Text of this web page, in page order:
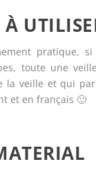
À
pratique,
toute une
la veille et qui
et en français 🙂